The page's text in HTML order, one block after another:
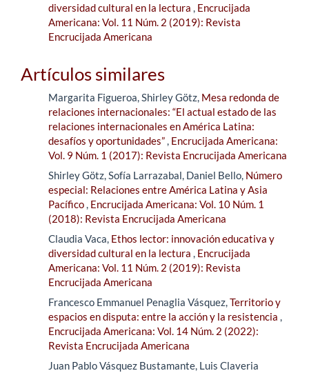
diversidad cultural en la lectura , Encrucijada
Americana: Vol. 11 Núm. 2 (2019): Revista
Encrucijada Americana
Artículos similares
Margarita Figueroa, Shirley Götz, Mesa redonda de
relaciones internacionales: “El actual estado de las
relaciones internacionales en América Latina:
desafíos y oportunidades”, Encrucijada Americana:
Vol. 9 Núm. 1 (2017): Revista Encrucijada Americana
Shirley Götz, Sofía Larrazabal, Daniel Bello, Número
especial: Relaciones entre América Latina y Asia
Pacífico, Encrucijada Americana: Vol. 10 Núm. 1
(2018): Revista Encrucijada Americana
Claudia Vaca, Ethos lector: innovación educativa y
diversidad cultural en la lectura , Encrucijada
Americana: Vol. 11 Núm. 2 (2019): Revista
Encrucijada Americana
Francesco Emmanuel Penaglia Vásquez,Territorio y
espacios en disputa: entre la acción y la resistencia ,
Encrucijada Americana: Vol. 14 Núm. 2 (2022):
Revista Encrucijada Americana
Juan Pablo Vásquez Bustamante, Luis Claveria